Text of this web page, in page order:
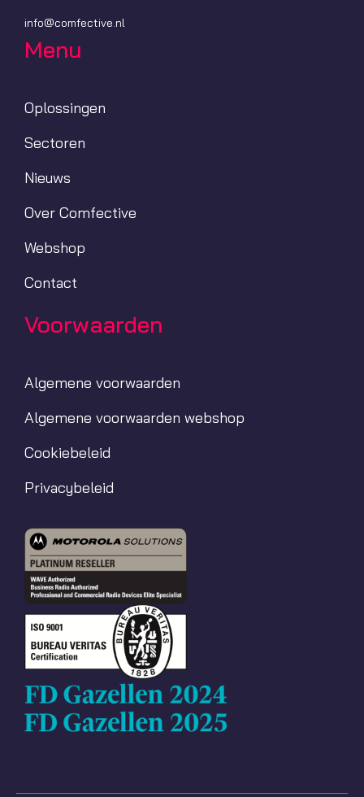
info@comfective.nl
Menu
Oplossingen
Sectoren
Nieuws
Over Comfective
Webshop
Contact
Voorwaarden
Algemene voorwaarden
Algemene voorwaarden webshop
Cookiebeleid
Privacybeleid